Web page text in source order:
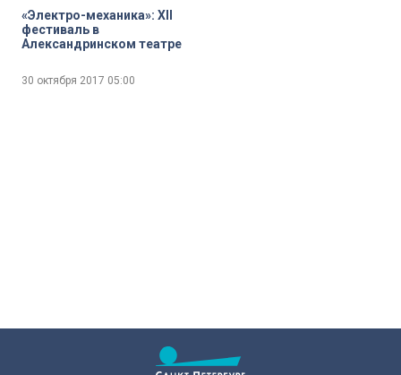
«Электро-механика»: XII
фестиваль в
Александринском театре
30 октября 2017 05:00